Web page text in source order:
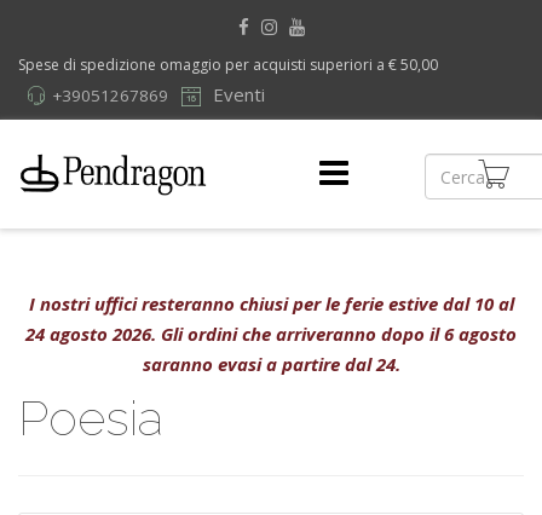
Spese di spedizione omaggio per acquisti superiori a € 50,00
Eventi
+39051267869
I nostri uffici resteranno chiusi per le ferie estive dal 10 al
24 agosto 2026. Gli ordini che arriveranno dopo il 6 agosto
saranno evasi a partire dal 24.
Poesia